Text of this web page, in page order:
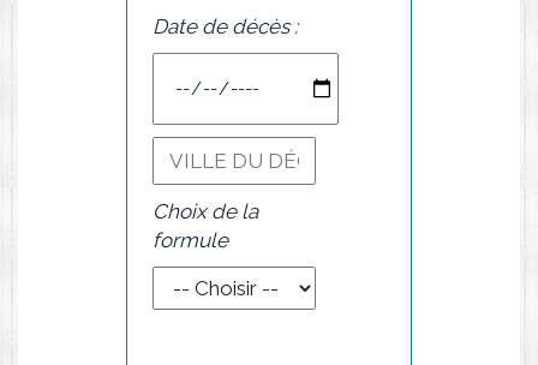
Date de décès :
Choix de la
formule